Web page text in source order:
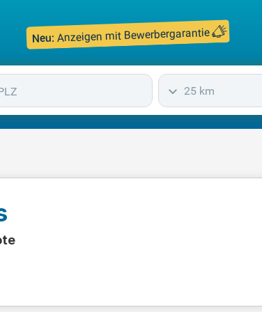
Neu: Anzeigen mit Bewerbergarantie
25 km